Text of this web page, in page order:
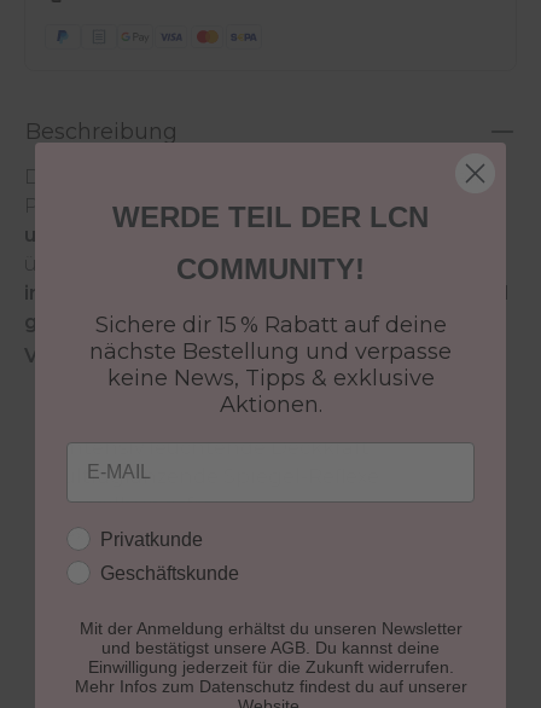
Beschreibung
Die innovative Hightech Formel des LCN Nail
Polish sorgt fürbrillante Farbergebnisse mit
ultraglänzenden Spiegel- Reflexen und
überzeugt durch eine schnelle Trocknung
intensive Deckkraft
streifenfreie und
gleichmäßige Farbschicht.
Vorteile des LCN Nail Polish:
gleichmäßige und streifenfreie Farbschicht
dank neuem Profi-Präzisionspinsel
intensiv leuchtende Deckkraft
ultraglänzende Spiegel-Reflexe
vergilbungsfrei
extrem langanhaltend
brillante Farbergebnisse
7 free*
vegan
WERDE TEIL DER LCN
COMMUNITY!
Sichere dir 15 % Rabatt auf deine
nächste Bestellung und verpasse
keine News, Tipps & exklusive
Aktionen.
Email
Kundengruppe
Privatkunde
Geschäftskunde
Mit der Anmeldung erhältst du unseren Newsletter
und bestätigst unsere AGB. Du kannst deine
Einwilligung jederzeit für die Zukunft widerrufen.
Mehr Infos zum Datenschutz findest du auf unserer